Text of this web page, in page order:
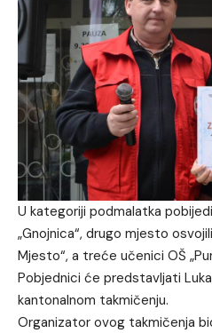
U kategoriji podmalatka
„Gnojnica“, drugo mjesto
Mjesto“, a treće učenici OŠ
Pobjednici će predstavljati
kantonalnom takmičenju.
Organizator ovog takmičenja